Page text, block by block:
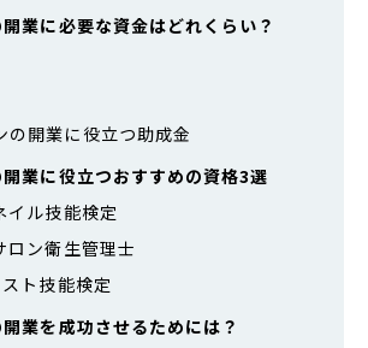
業に必要な資金はどれくらい？
の開業に役立つ助成金
業に役立つおすすめの資格3選
イル技能検定
ロン衛生管理士
ト技能検定
業を成功させるためには？